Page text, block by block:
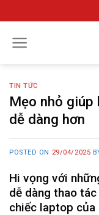
to
content
TIN TỨC
Mẹo nhỏ
dễ dàng hơn
POSTED ON 29/04/2025
Hi vọng với
dễ dàng thao
chiếc laptop của